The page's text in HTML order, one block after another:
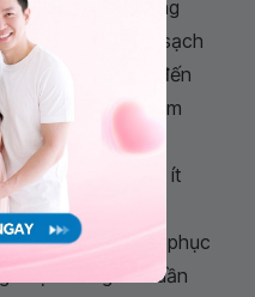
máu âm đạo trong
giữ gìn vùng kín sạch
xuyên cho đến
cơ viêm nhiễm
quan hệ trong ít
khi phá thai.
thời gian để hồi phục
nhọc trong vài tuần